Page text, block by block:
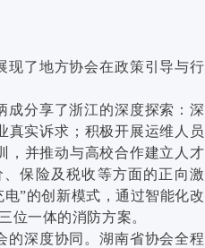
现了地方协会在政策引导与行
成分享了浙江的深度探索：深
真实诉求；积极开展运维人员
，并推动与高校合作建立人才
保险及税收等方面的正向激
”的创新模式，通过智能化改
位一体的消防方案。
的深度协同。湖南省协会全程